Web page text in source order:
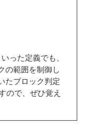
った定義でも、
の範囲を制御し
たブロック判定
ので、ぜひ覚え